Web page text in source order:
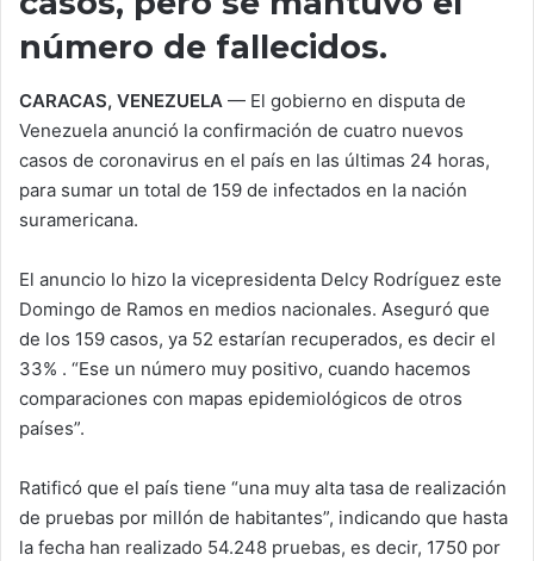
l
número de fallecidos.
CARACAS, VENEZUELA — El gobierno en disputa de
Venezuela anunció la confirmación de cuatro nuevos
casos de coronavirus en el país en las últimas 24 horas,
para sumar un total de 159 de infectados en la nación
suramericana.
El anuncio lo hizo la vicepresidenta Delcy Rodríguez este
Domingo de Ramos en medios nacionales. Aseguró que
de los 159 casos, ya 52 estarían recuperados, es decir el
33% . “Ese un número muy positivo, cuando hacemos
comparaciones con mapas epidemiológicos de otros
países”.
Ratificó que el país tiene “una muy alta tasa de realización
de pruebas por millón de habitantes”, indicando que hasta
la fecha han realizado 54.248 pruebas, es decir, 1750 por